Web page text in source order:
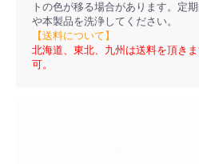
トの色が移る場合があります。定
や本製品を洗浄してください。
【送料について】
北海道、東北、九州は送料を頂き
可。